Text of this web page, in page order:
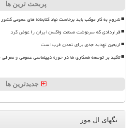
پربحث ترین ها
شروع به کار موکب باید برخاست نهاد کتابخانه های عمومی کشور
قراردادی که سرنوشت صنعت واکسن ایران را عوض کرد
اربعین تهدید جدی برای تمدن غرب است
تاکید بر توسعه همکاری ها در حوزه دیپلماسی عمومی و
جدیدترین ها
تگهای ال مور